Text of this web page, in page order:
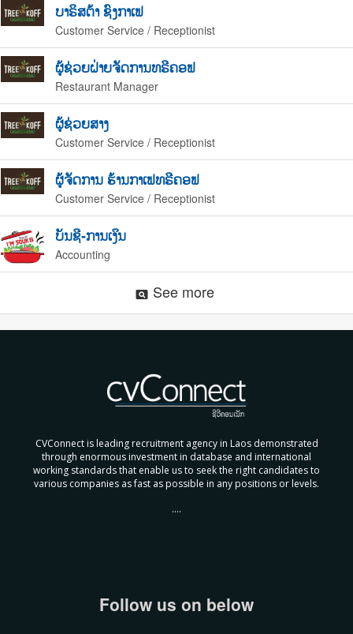
ບາຣິສຕ້າ ຊົງກາເຟ
Customer Service / Receptionist
ຜູ້ຊ່ວຍຝ່າຍຈັດການທຣີຄອຟ
Restaurant Manager
ຜູ້ຊ່ວຍສາງ
Customer Service / Receptionist
ຜູ້ຈັດການ ຮ້ານກາເຟທຣີຄອຟ
Customer Service / Receptionist
ບັນຊີ-ການເງິນ
Accounting
pageview See more
CVConnect is leading recruitment agency in Laos demonstrated
through enormous investment in database and international
working standards that enable us to seek the right candidates to
various companies as fast as possible in any positions or levels.
....
Follow us on below